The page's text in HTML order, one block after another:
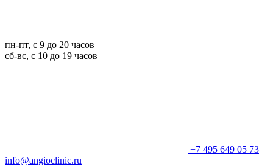
пн-пт, с 9 до 20 часов
сб-вс, с 10 до 19 часов
+7 495 649 05 73
info@angioclinic.ru